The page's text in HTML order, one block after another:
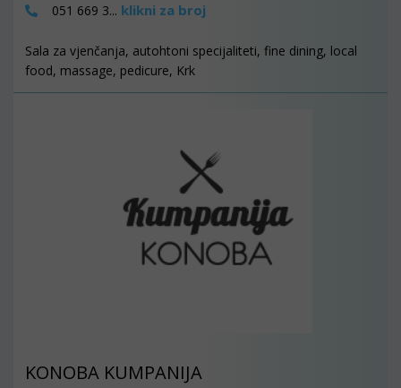
051 669 3... klikni za broj
Sala za vjenčanja, autohtoni specijaliteti, fine dining, local
food, massage, pedicure, Krk
KONOBA KUMPANIJA